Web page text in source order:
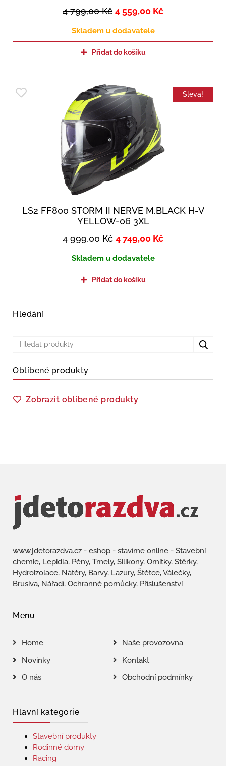
4 799,00Kč 4 559,00 Kč
Skladem u dodavatele
Přidat do košíku
Sleva!
LS2 FF800 STORM II NERVE M.BLACK H-V
YELLOW-06 3XL
4 999,00Kč 4 749,00 Kč
Skladem u dodavatele
Přidat do košíku
Hledání
Oblíbené produkty
Zobrazit oblíbené produkty
www.jdetorazdva.cz - eshop - stavíme online - Stavební
chemie, Lepidla, Pěny, Tmely, Silikony, Omítky, Stěrky,
Hydroizolace, Nátěry, Barvy, Lazury, Štětce, Válečky,
Brusiva, Nářadí, Ochranné pomůcky, Příslušenství
Menu
Home
Naše provozovna
Novinky
Kontakt
O nás
Obchodní podmínky
Hlavní kategorie
Stavební produkty
Rodinné domy
Racing